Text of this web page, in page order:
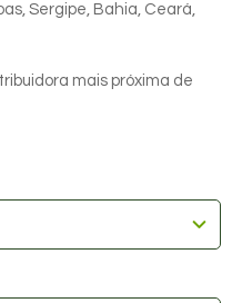
Sergipe, Bahia, Ceará,
mais próxima de